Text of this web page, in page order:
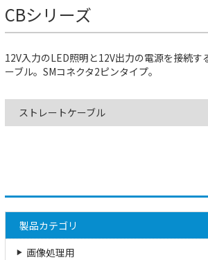
CBシリーズ
12V入力のLED照明と12V出力の電源を接続す
ーブル。SMコネクタ2ピンタイプ。
ストレートケーブル
製品カテゴリ
画像処理用